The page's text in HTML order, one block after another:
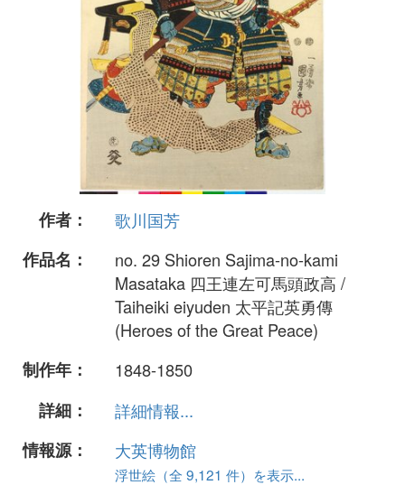
作者：
歌川国芳
作品名：
no. 29 Shioren Sajima-no-kami
Masataka 四王連左可馬頭政高 /
Taiheiki eiyuden 太平記英勇傳
(Heroes of the Great Peace)
制作年：
1848-1850
詳細：
詳細情報...
情報源：
大英博物館
浮世絵（全 9,121 件）を表示...